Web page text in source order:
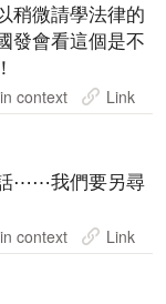
稍微請學法律的
發會看這個是不
context Link
⋯⋯我們要另尋
context Link